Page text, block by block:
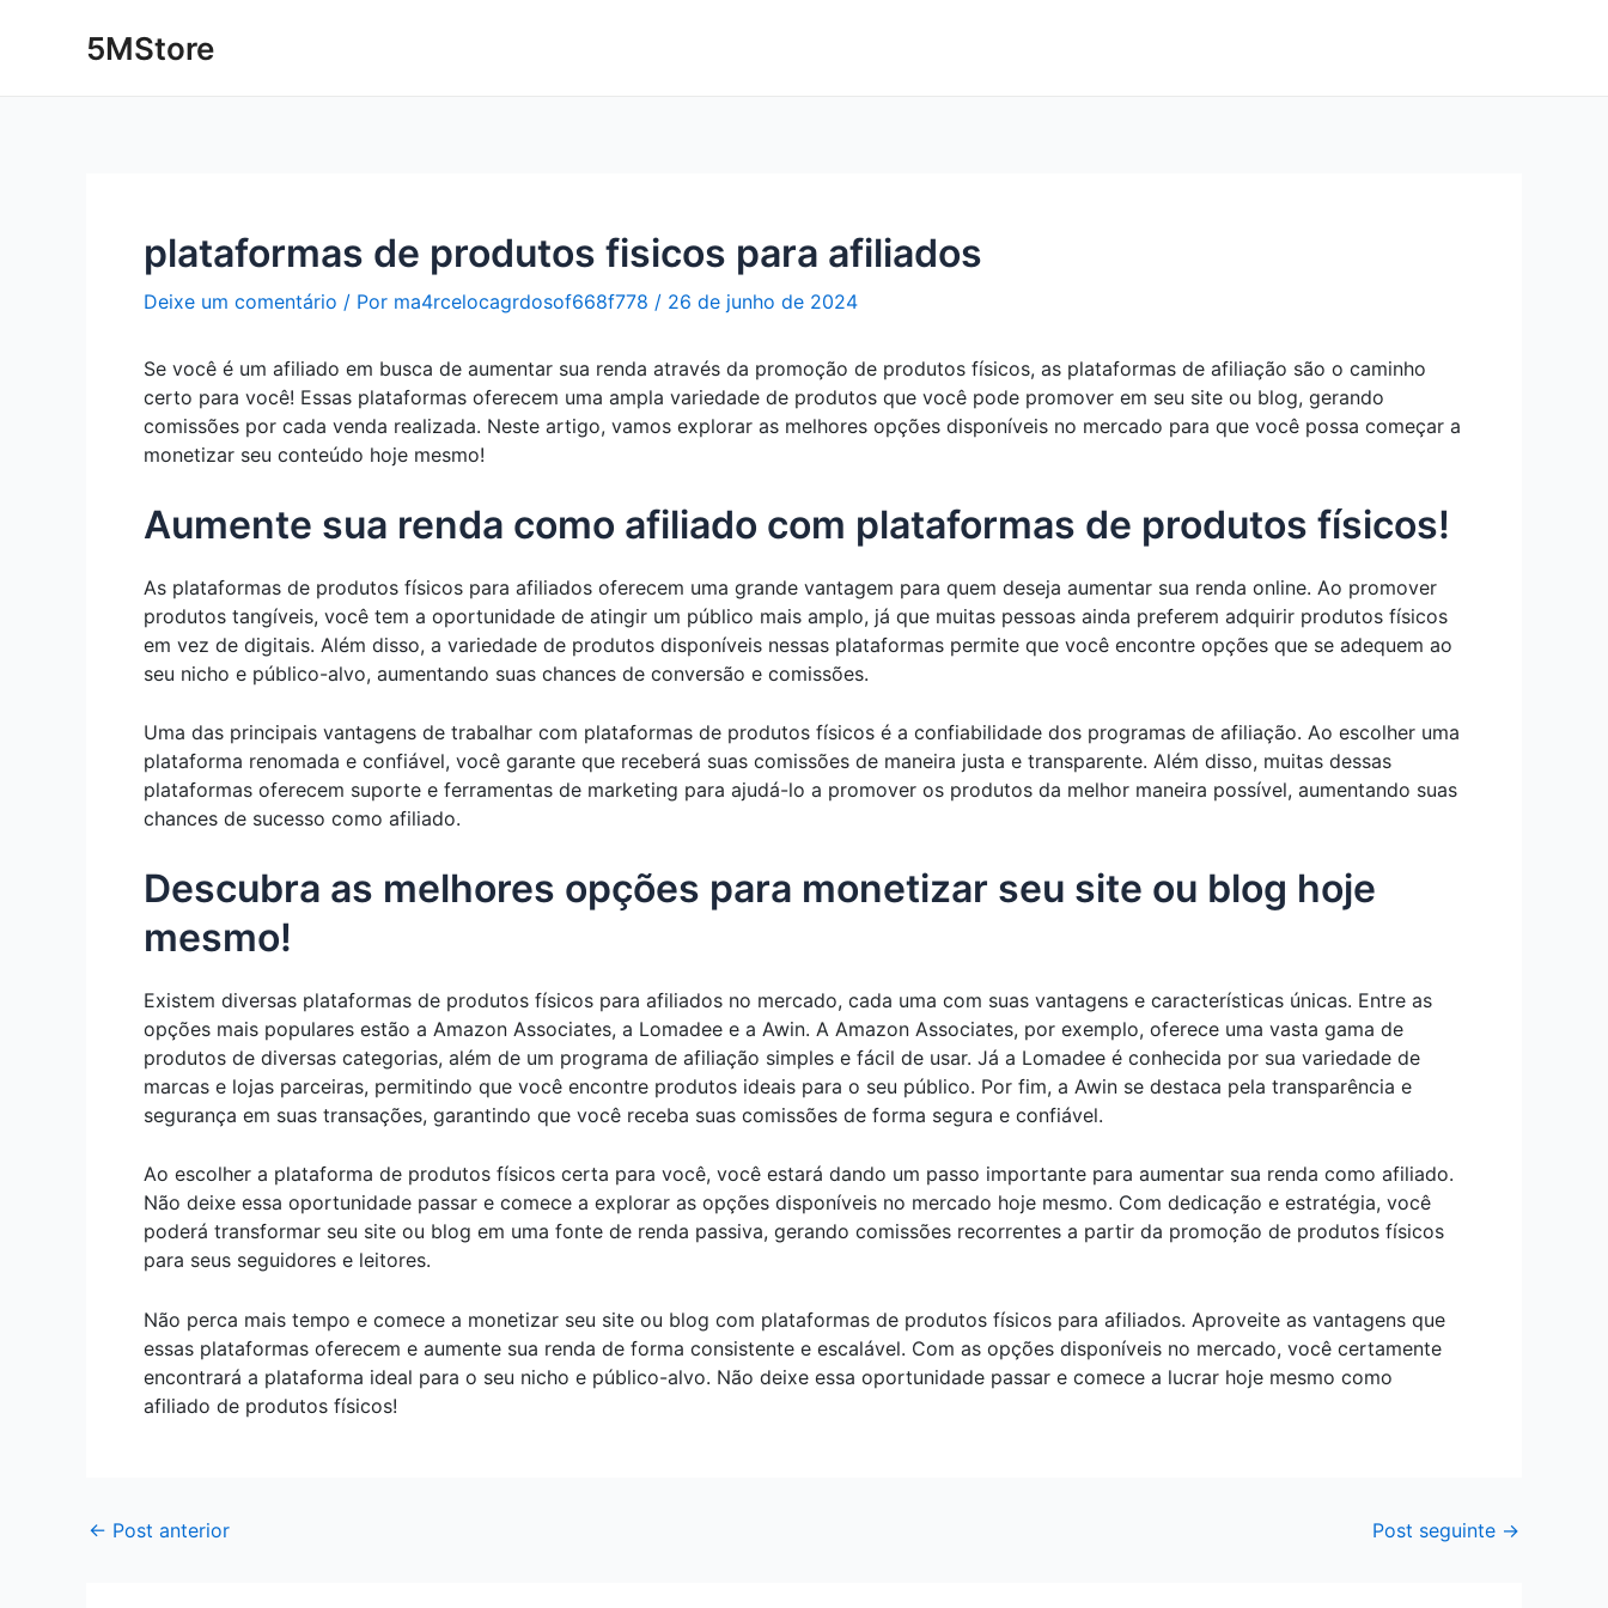
5MStore
plataformas de produtos fisicos para afiliados
Deixe um comentário / Por ma4rcelocagrdosof668f778 / 26 de junho de 2024
Se você é um afiliado em busca de aumentar sua renda através da promoção de produtos físicos, as plataformas de afiliação são o caminho
certo para você! Essas plataformas oferecem uma ampla variedade de produtos que você pode promover em seu site ou blog, gerando
comissões por cada venda realizada. Neste artigo, vamos explorar as melhores opções disponíveis no mercado para que você possa começar a
monetizar seu conteúdo hoje mesmo!
Aumente sua renda como afiliado com plataformas de produtos físicos!
As plataformas de produtos físicos para afiliados oferecem uma grande vantagem para quem deseja aumentar sua renda online. Ao promover
produtos tangíveis, você tem a oportunidade de atingir um público mais amplo, já que muitas pessoas ainda preferem adquirir produtos físicos
em vez de digitais. Além disso, a variedade de produtos disponíveis nessas plataformas permite que você encontre opções que se adequem ao
seu nicho e público-alvo, aumentando suas chances de conversão e comissões.
Uma das principais vantagens de trabalhar com plataformas de produtos físicos é a confiabilidade dos programas de afiliação. Ao escolher uma
plataforma renomada e confiável, você garante que receberá suas comissões de maneira justa e transparente. Além disso, muitas dessas
plataformas oferecem suporte e ferramentas de marketing para ajudá-lo a promover os produtos da melhor maneira possível, aumentando suas
chances de sucesso como afiliado.
Descubra as melhores opções para monetizar seu site ou blog hoje
mesmo!
Existem diversas plataformas de produtos físicos para afiliados no mercado, cada uma com suas vantagens e características únicas. Entre as
opções mais populares estão a Amazon Associates, a Lomadee e a Awin. A Amazon Associates, por exemplo, oferece uma vasta gama de
produtos de diversas categorias, além de um programa de afiliação simples e fácil de usar. Já a Lomadee é conhecida por sua variedade de
marcas e lojas parceiras, permitindo que você encontre produtos ideais para o seu público. Por fim, a Awin se destaca pela transparência e
segurança em suas transações, garantindo que você receba suas comissões de forma segura e confiável.
Ao escolher a plataforma de produtos físicos certa para você, você estará dando um passo importante para aumentar sua renda como afiliado.
Não deixe essa oportunidade passar e comece a explorar as opções disponíveis no mercado hoje mesmo. Com dedicação e estratégia, você
poderá transformar seu site ou blog em uma fonte de renda passiva, gerando comissões recorrentes a partir da promoção de produtos físicos
para seus seguidores e leitores.
Não perca mais tempo e comece a monetizar seu site ou blog com plataformas de produtos físicos para afiliados. Aproveite as vantagens que
essas plataformas oferecem e aumente sua renda de forma consistente e escalável. Com as opções disponíveis no mercado, você certamente
encontrará a plataforma ideal para o seu nicho e público-alvo. Não deixe essa oportunidade passar e comece a lucrar hoje mesmo como
afiliado de produtos físicos!
navigation
← Post anterior Post seguinte →